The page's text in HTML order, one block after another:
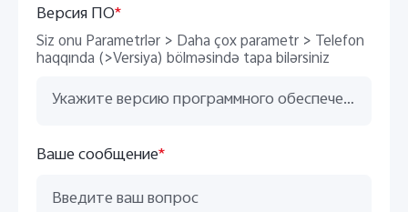
Версия ПО*
Siz onu Parametrlər > Daha çox parametr > Telefon
haqqında (>Versiya) bölməsində tapa bilərsiniz
Ваше сообщение*